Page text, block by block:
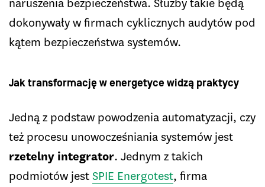
naruszenia bezpieczeństwa. Służby takie będą
dokonywały w firmach cyklicznych audytów pod
kątem bezpieczeństwa systemów.
Jak transformację w energetyce widzą praktycy
Jedną z podstaw powodzenia automatyzacji, czy
też procesu unowocześniania systemów jest
rzetelny integrator. Jednym z takich
podmiotów jestSPIE Energotest, firma